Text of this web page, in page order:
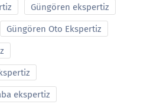
Güngören ekspertiz
Güngören Oto Ekspertiz
ekspertiz